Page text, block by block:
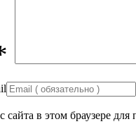
сайта в этом браузере